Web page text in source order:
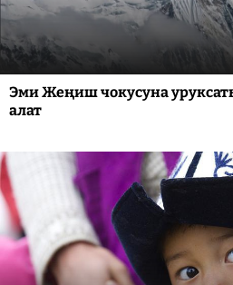
Эми Жеңиш чокусуна
алат